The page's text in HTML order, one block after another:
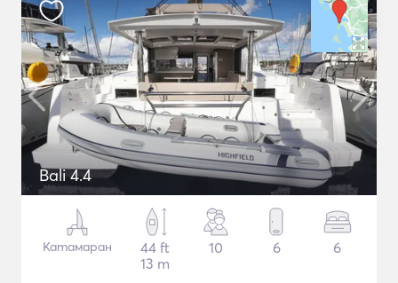
Bali 4.4
Катамаран
44 ft
13 m
10 6 6